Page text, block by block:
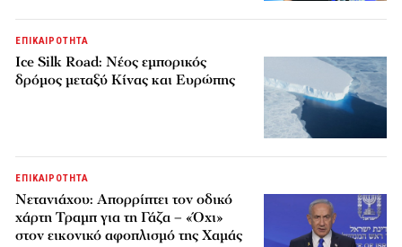
ΕΠΙΚΑΙΡΟΤΗΤΑ
Ice Silk Road: Nέος εμπορικός
δρόμος μεταξύ Κίνας και Ευρώπης
ΕΠΙΚΑΙΡΟΤΗΤΑ
Νετανιάχου: Απορρίπτει τον οδικό
χάρτη Τραμπ για τη Γάζα – «Όχι»
στον εικονικό αφοπλισμό της Χαμάς